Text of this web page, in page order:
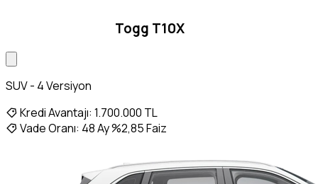
Togg T10X
SUV - 4 Versiyon
Kredi Avantajı: 1.700.000 TL
Vade Oranı: 48 Ay %2,85 Faiz